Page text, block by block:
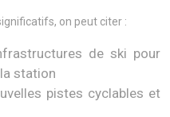
on peut citer :
de ski pour
station
pistes cyclables et